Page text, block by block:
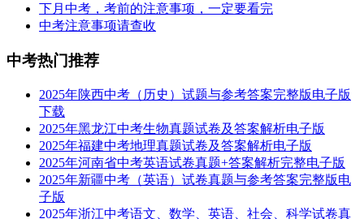
下月中考，考前的注意事项，一定要看完
中考注意事项请查收
中考热门推荐
2025年陕西中考（历史）试题与参考答案完整版电子版
下载
2025年黑龙江中考生物真题试卷及答案解析电子版
2025年福建中考地理真题试卷及答案解析电子版
2025年河南省中考英语试卷真题+答案解析完整电子版
2025年新疆中考（英语）试卷真题与参考答案完整版电
子版
2025年浙江中考语文、数学、英语、社会、科学试卷真